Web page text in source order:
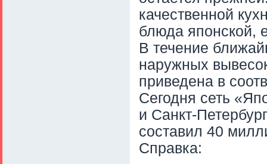
качественной
блюда японской,
В течение
наружных
приведена в
Сегодня сеть
и Санкт-
составил 40
Справка: